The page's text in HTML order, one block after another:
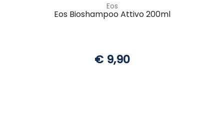
Eos
Eos Bioshampoo Attivo 200ml
€ 9,90